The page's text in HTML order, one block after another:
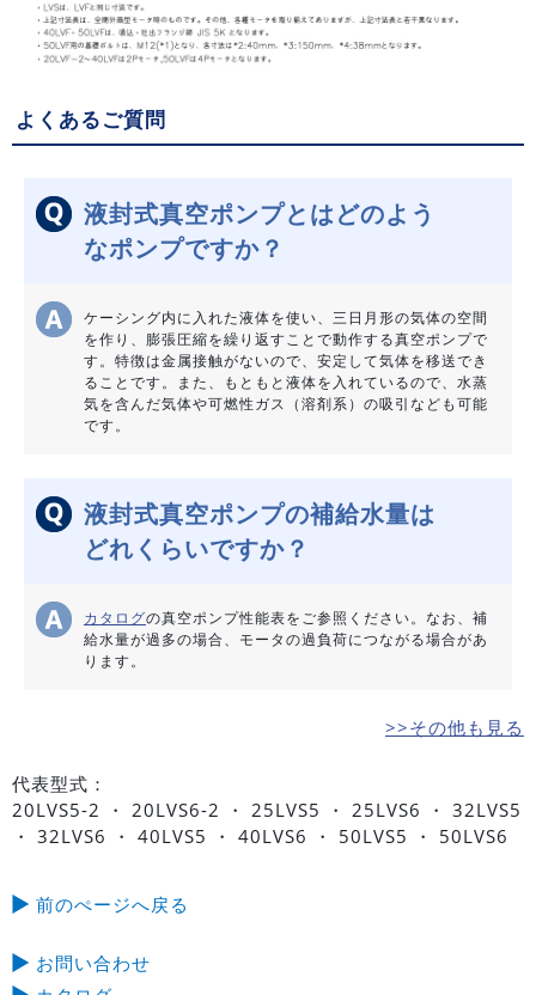
よくあるご質問
液封式真空ポンプとはどのよう
なポンプですか？
ケーシング内に入れた液体を使い、三日月形の気体の空間
を作り、膨張圧縮を繰り返すことで動作する真空ポンプで
す。特徴は金属接触がないので、安定して気体を移送でき
ることです。また、もともと液体を入れているので、水蒸
気を含んだ気体や可燃性ガス（溶剤系）の吸引なども可能
です。
液封式真空ポンプの補給水量は
どれくらいですか？
カタログの真空ポンプ性能表をご参照ください。なお、補
給水量が過多の場合、モータの過負荷につながる場合があ
ります。
>>その他も見る
代表型式：
20LVS5-2 ・ 20LVS6-2 ・ 25LVS5 ・ 25LVS6 ・ 32LVS5
・ 32LVS6 ・ 40LVS5 ・ 40LVS6 ・ 50LVS5 ・ 50LVS6
前のぺージへ戻る
お問い合わせ